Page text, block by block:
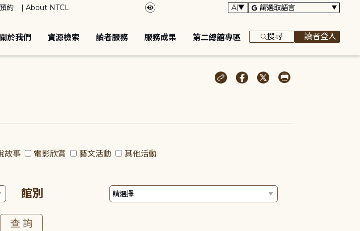
約 About NTCL
關於我們 資源檢索 讀者服務 服務成果 第二總館專區 搜尋 讀者登入
故事 電影欣賞 藝文活動 其他活動
館別